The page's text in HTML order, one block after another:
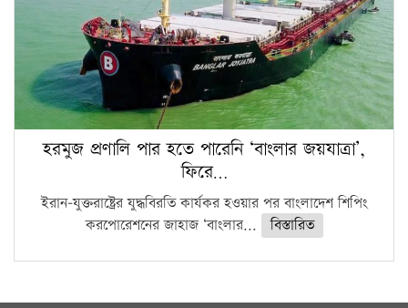
হরমুজ প্রণালি পার হতে পারেনি ‘বাংলার জয়যাত্রা’,
ফিরে…
ইরান-যুক্তরাষ্ট্রের যুদ্ধবিরতি কার্যকর হওয়ার পর বাংলাদেশ শিপিং
করপোরেশনের জাহাজ ‘বাংলার...
বিস্তারিত